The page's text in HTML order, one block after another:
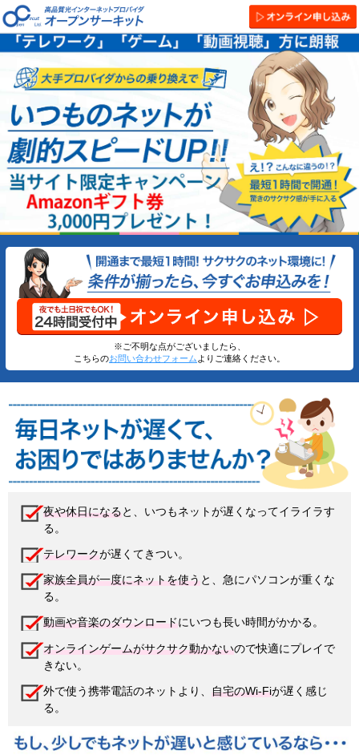
※ご不明な点がございましたら、
こちらのお問い合わせフォーム よりご連絡ください。
夜や休日になると、いつもネットが遅くなってイライラす
る。
テレワークが遅くてきつい。
家族全員が一度にネットを使う と、急にパソコンが重くな
る。
動画や音楽のダウンロードにいつも長い時間がかかる。
オンラインゲームがサクサク動かないので快適にプレイで
きない。
外で使う携帯電話のネットより、 自宅のWi-Fiが遅く感じ
る。